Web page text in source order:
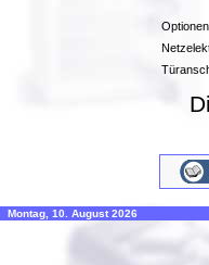
Montag, 10. August 2026